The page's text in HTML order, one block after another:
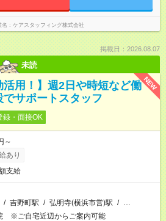
名 ケアスタッフィング株式会社
掲載日：2026.08.07
未読
NEW
活用！】週2日や時短など働
サポートスタッフ
録・面接OK
～
あり
支給
/ 吉野町駅 / 弘明寺(横浜市営)駅 / …
※ご自宅近辺からご案内可能